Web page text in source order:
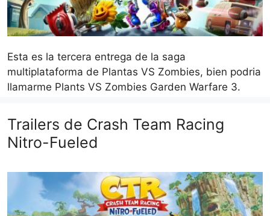
Esta es la tercera entrega de la saga
multiplataforma de Plantas VS Zombies, bien podria
llamarme Plants VS Zombies Garden Warfare 3.
Trailers de Crash Team Racing
Nitro-Fueled